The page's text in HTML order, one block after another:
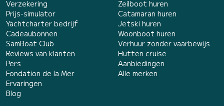
Verzekering
Prijs-simulator
Yachtcharter bedrijf
Cadeaubonnen
SamBoat Club
Reviews van klanten
Pers
Fondation de la Mer
Ervaringen
Blog
Zeilboot huren
Catamaran huren
Jetski huren
Woonboot huren
Verhuur zonder vaarbewijs
Hutten cruise
Aanbiedingen
Alle merken